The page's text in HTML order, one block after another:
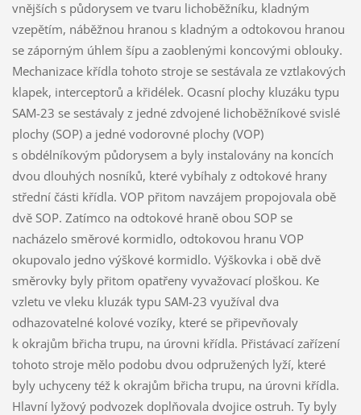
vnějších s půdorysem ve tvaru lichoběžníku, kladným
vzepětím, náběžnou hranou s kladným a odtokovou hranou
se záporným úhlem šípu a zaoblenými koncovými oblouky.
Mechanizace křídla tohoto stroje se sestávala ze vztlakových
klapek, interceptorů a křidélek. Ocasní plochy kluzáku typu
SAM-23 se sestávaly z jedné zdvojené lichoběžníkové svislé
plochy (SOP) a jedné vodorovné plochy (VOP)
s obdélníkovým půdorysem a byly instalovány na koncích
dvou dlouhých nosníků, které vybíhaly z odtokové hrany
střední části křídla. VOP přitom navzájem propojovala obě
dvě SOP. Zatímco na odtokové hraně obou SOP se
nacházelo směrové kormidlo, odtokovou hranu VOP
okupovalo jedno výškové kormidlo. Výškovka i obě dvě
směrovky byly přitom opatřeny vyvažovací ploškou. Ke
vzletu ve vleku kluzák typu SAM-23 využíval dva
odhazovatelné kolové vozíky, které se připevňovaly
k okrajům břicha trupu, na úrovni křídla. Přistávací zařízení
tohoto stroje mělo podobu dvou odpružených lyží, které
byly uchyceny též k okrajům břicha trupu, na úrovni křídla.
Hlavní lyžový podvozek doplňovala dvojice ostruh. Ty byly